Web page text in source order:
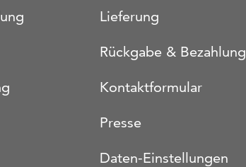
Lieferung
Rückgabe & Bezahlung
Kontaktformular
Presse
Daten-Einstellungen